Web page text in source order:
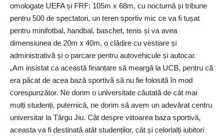
omologate UEFA și FRF: 105m x 68m, cu nocturnă și tribune
pentru 500 de spectatori, un teren sportiv mic ce va fi tușat
pentru minifotbal, handbal, baschet, tenis și va avea
dimensiunea de 20m x 40m, o clădire cu vestiare și
administrativă și o parcare pentru autovehicule și autocar.
„Am insistat ca această finanțare să meargă la UCB, pentru că
era păcat de acea bază sportivă să nu fie folosită în mod
corespunzător. Ne dorim o universitate căutată de cât mai
mulți studenți, puternică, ne dorim să avem un adevărat centru
universitar la Târgu Jiu. Cât despre viitoarea baza sportivă,
aceasta va fi destinată atât studenților, cât și celorlalți iubitori